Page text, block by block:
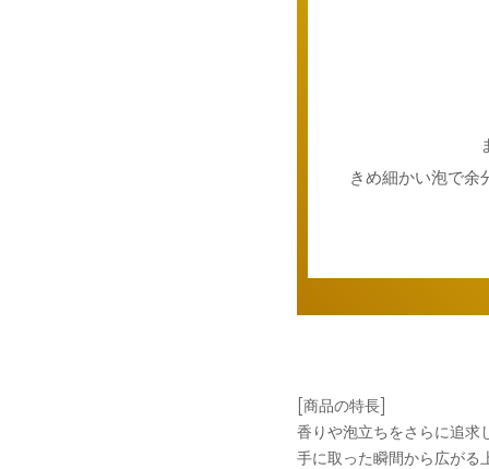
きめ細かい泡で余
[商品の特長]
香りや泡立ちをさらに追求
手に取った瞬間から広がる